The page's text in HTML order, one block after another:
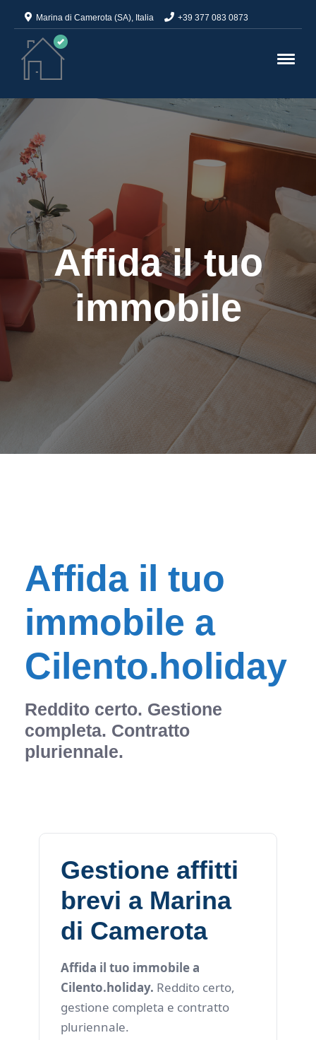
Marina di Camerota (SA), Italia +39 377 083 0873
Affida il tuo
immobile
Affida il tuo
immobile a
Cilento.holiday
Reddito certo. Gestione
completa. Contratto
pluriennale.
Gestione affitti
brevi a Marina
di Camerota
Affida il tuo immobile a
Cilento.holiday. Reddito certo,
gestione completa e contratto
pluriennale.